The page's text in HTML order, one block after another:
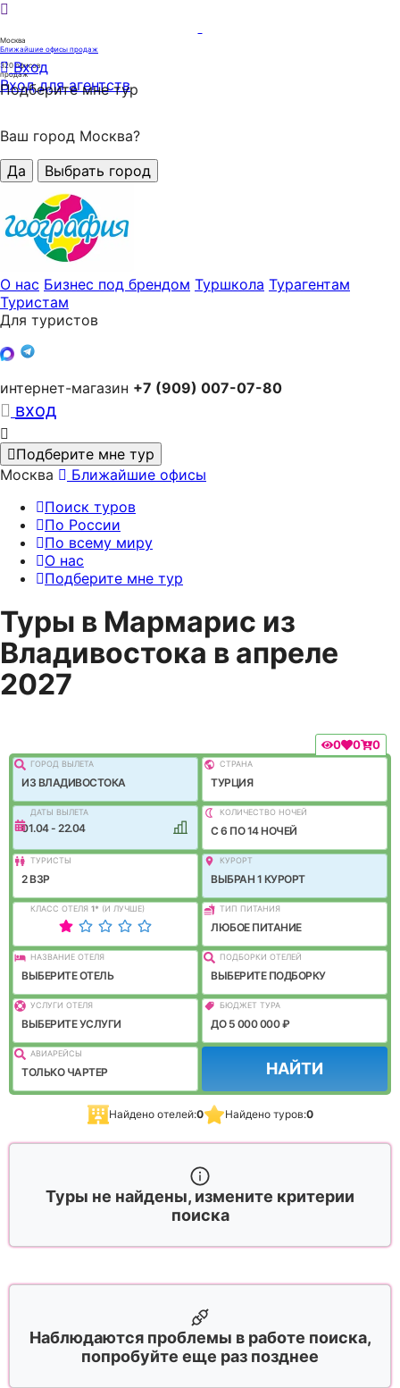
Москва
Ближайшие офисы продаж
320офисов
продаж
Вход
Вход для агентств
Подберите мне тур
Ваш город Москва?
Да
Выбрать город
О нас Бизнес под брендом Туршкола Турагентам
Туристам
Для туристов
интернет-магазин +7 (909) 007-07-80
вход
Подберите мне тур
Москва
Ближайшие офисы
Поиск туров
По России
По всему миру
О нас
Подберите мне тур
Туры в Мармарис из
Владивостока в апреле
2027
0 0 0
ГОРОД ВЫЛEТА
ИЗ ВЛАДИВОСТОКА
СТРАНА
ТУРЦИЯ
ДАТЫ ВЫЛЕТА
01.04 - 22.04
КОЛИЧЕСТВО НОЧЕЙ
C 6 ПО 14 НОЧЕЙ
ТУРИСТЫ
2 ВЗР
КУРОРТ
ВЫБРАН 1 КУРОРТ
КЛАСС ОТЕЛЯ 1* (И ЛУЧШЕ) ТИП ПИТАНИЯ
ЛЮБОЕ ПИТАНИЕ
НАЗВАНИЕ ОТЕЛЯ
ВЫБЕРИТЕ ОТЕЛЬ
ПОДБОРКИ ОТЕЛЕЙ
ВЫБЕРИТЕ ПОДБОРКУ
УСЛУГИ ОТЕЛЯ
ВЫБЕРИТЕ УСЛУГИ
БЮДЖЕТ ТУРА
ДО 5 000 000 ₽
АВИАРЕЙСЫ
ТОЛЬКО ЧАРТЕР НАЙТИ
Найдено отелей:0 Найдено туров:0
Туры не найдены, измените критерии
поиска
Наблюдаются проблемы в работе поиска,
попробуйте еще раз позднее